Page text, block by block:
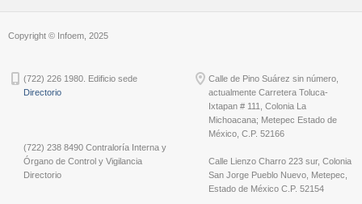
Copyright © Infoem, 2025
(722) 226 1980. Edificio sede
Directorio
(722) 238 8490 Contraloría Interna y
Órgano de Control y Vigilancia
Directorio
Calle de Pino Suárez sin número,
actualmente Carretera Toluca-
Ixtapan # 111, Colonia La
Michoacana; Metepec Estado de
México, C.P. 52166
Calle Lienzo Charro 223 sur, Colonia
San Jorge Pueblo Nuevo, Metepec,
Estado de México C.P. 52154